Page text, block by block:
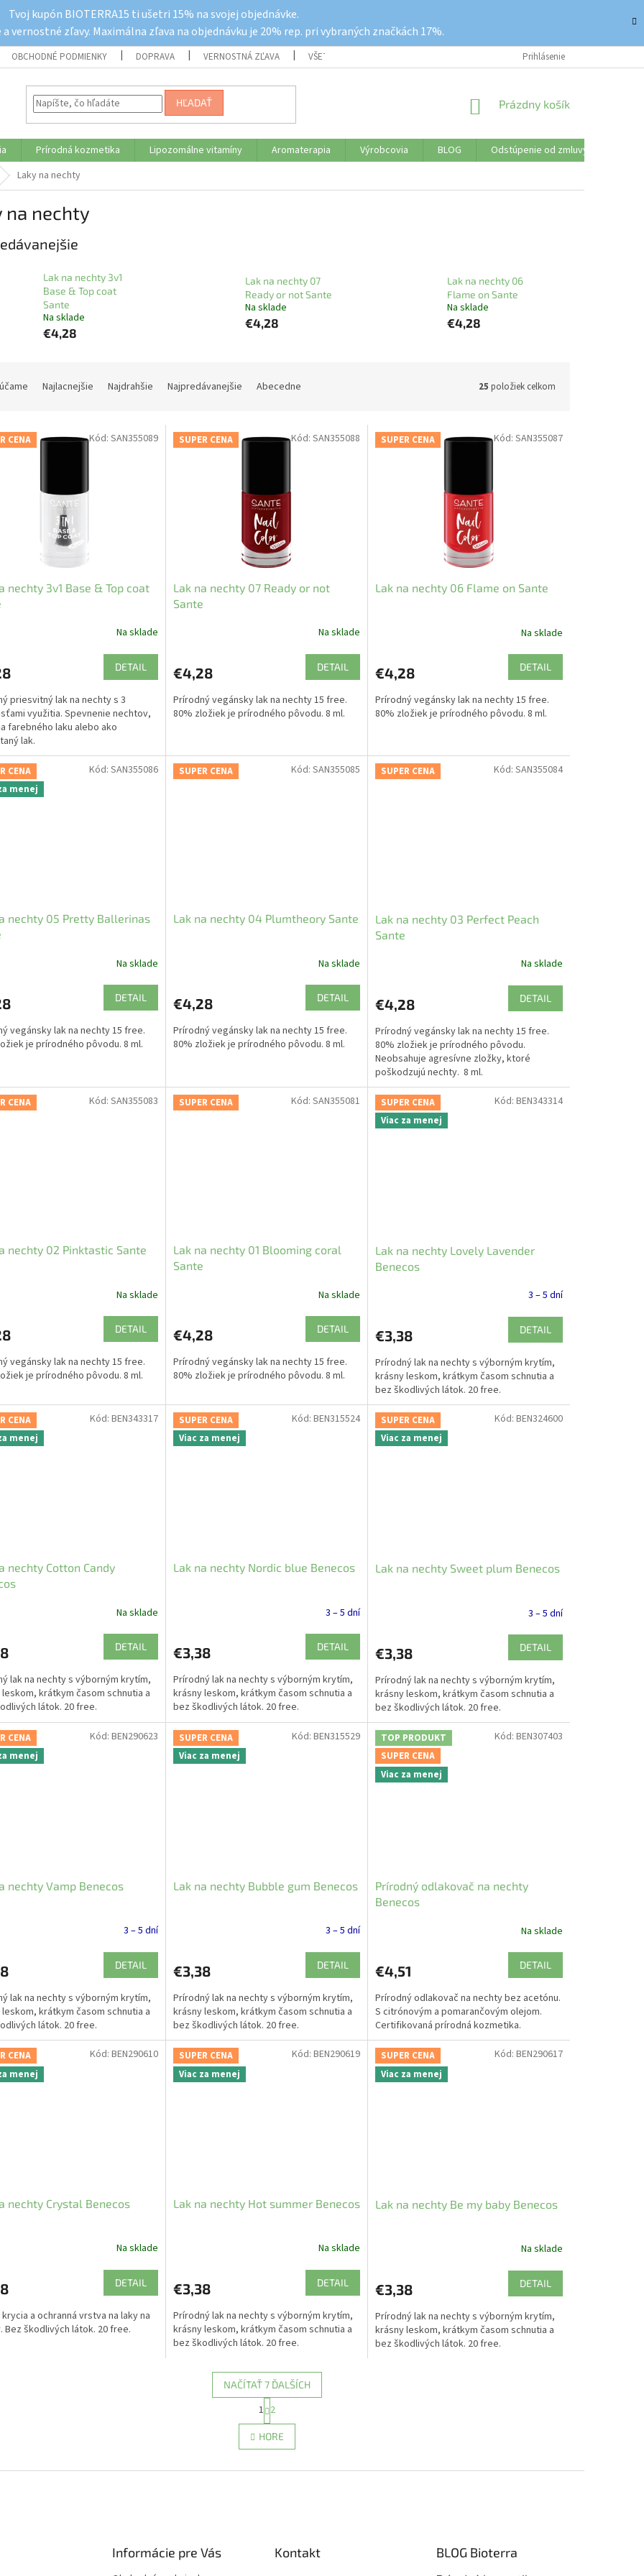
Tvoj kupón BIOTERRA15 ti ušetri 15% na svojej objednávke.
vernostné zľavy. Maximálna zľava na objednávku je 20% rep. pri vybraných značkách 17%.
OBCHODNÉ PODMIENKY DOPRAVA VERNOSTNÁ ZĽAVA VŠETKO O NÁKUPE VRÁTENIE TOVARU
Prihlásenie
HĽADAŤ
NÁKUPNÝ
Prázdny košík
Prírodná kozmetika Lipozomálne vitamíny Aromaterapia Výrobcovia BLOG Odstúpenie od zmluvy
Laky na nechty
na nechty
Lak na nechty 3v1
Base & Top coat
Sante
Na sklade
€4,28
Lak na nechty 07
Ready or not Sante
Na sklade
€4,28
Lak na nechty 06
Flame on Sante
Na sklade
€4,28
Najlacnejšie Najdrahšie Najpredávanejšie Abecedne 25 položiek celkom
CENA
nechty 3v1 Base & Top coat
Na sklade
DETAIL
priesvitný lak na nechty s 3
využitia. Spevnenie nechtov,
farebného laku alebo ako
lak.
Kód: SAN355089 SUPER CENA
Lak na nechty 07 Ready or not
Sante
Na sklade
€4,28 DETAIL
Prírodný vegánsky lak na nechty 15 free.
80% zložiek je prírodného pôvodu. 8 ml.
Kód: SAN355088 SUPER CENA
Lak na nechty 06 Flame on Sante
Na sklade
€4,28 DETAIL
Prírodný vegánsky lak na nechty 15 free.
80% zložiek je prírodného pôvodu. 8 ml.
Kód: SAN355087
CENA
menej
nechty 05 Pretty Ballerinas
Na sklade
DETAIL
vegánsky lak na nechty 15 free.
je prírodného pôvodu. 8 ml.
Kód: SAN355086 SUPER CENA
Lak na nechty 04 Plumtheory Sante
Na sklade
€4,28 DETAIL
Prírodný vegánsky lak na nechty 15 free.
80% zložiek je prírodného pôvodu. 8 ml.
Kód: SAN355085 SUPER CENA
Lak na nechty 03 Perfect Peach
Sante
Na sklade
€4,28 DETAIL
Prírodný vegánsky lak na nechty 15 free.
80% zložiek je prírodného pôvodu.
Neobsahuje agresívne zložky, ktoré
poškodzujú nechty. 8 ml.
Kód: SAN355084
CENA
nechty 02 Pinktastic Sante
Na sklade
DETAIL
vegánsky lak na nechty 15 free.
je prírodného pôvodu. 8 ml.
Kód: SAN355083 SUPER CENA
Lak na nechty 01 Blooming coral
Sante
Na sklade
€4,28 DETAIL
Prírodný vegánsky lak na nechty 15 free.
80% zložiek je prírodného pôvodu. 8 ml.
Kód: SAN355081
SUPER CENA
Viac za menej
Lak na nechty Lovely Lavender
Benecos
3 – 5 dní
€3,38 DETAIL
Prírodný lak na nechty s výborným krytím,
krásny leskom, krátkym časom schnutia a
bez škodlivých látok. 20 free.
Kód: BEN343314
CENA
menej
nechty Cotton Candy
Na sklade
DETAIL
lak na nechty s výborným krytím,
krátkym časom schnutia a
látok. 20 free.
Kód: BEN343317
SUPER CENA
Viac za menej
Lak na nechty Nordic blue Benecos
3 – 5 dní
€3,38 DETAIL
Prírodný lak na nechty s výborným krytím,
krásny leskom, krátkym časom schnutia a
bez škodlivých látok. 20 free.
Kód: BEN315524
SUPER CENA
Viac za menej
Lak na nechty Sweet plum Benecos
3 – 5 dní
€3,38 DETAIL
Prírodný lak na nechty s výborným krytím,
krásny leskom, krátkym časom schnutia a
bez škodlivých látok. 20 free.
Kód: BEN324600
CENA
menej
nechty Vamp Benecos
3 – 5 dní
DETAIL
lak na nechty s výborným krytím,
krátkym časom schnutia a
látok. 20 free.
Kód: BEN290623
SUPER CENA
Viac za menej
Lak na nechty Bubble gum Benecos
3 – 5 dní
€3,38 DETAIL
Prírodný lak na nechty s výborným krytím,
krásny leskom, krátkym časom schnutia a
bez škodlivých látok. 20 free.
Kód: BEN315529
TOP PRODUKT
SUPER CENA
Viac za menej
Prírodný odlakovač na nechty
Benecos
Na sklade
€4,51 DETAIL
Prírodný odlakovač na nechty bez acetónu.
S citrónovým a pomarančovým olejom.
Certifikovaná prírodná kozmetika.
Kód: BEN307403
CENA
menej
nechty Crystal Benecos
Na sklade
DETAIL
krycia a ochranná vrstva na laky na
Bez škodlivých látok. 20 free.
Kód: BEN290610
SUPER CENA
Viac za menej
Lak na nechty Hot summer Benecos
Na sklade
€3,38 DETAIL
Prírodný lak na nechty s výborným krytím,
krásny leskom, krátkym časom schnutia a
bez škodlivých látok. 20 free.
Kód: BEN290619
SUPER CENA
Viac za menej
Lak na nechty Be my baby Benecos
Na sklade
€3,38 DETAIL
Prírodný lak na nechty s výborným krytím,
krásny leskom, krátkym časom schnutia a
bez škodlivých látok. 20 free.
Kód: BEN290617
O
v
l
d
NAČÍTAŤ 7 ĎALŠÍCH
S
t
r
á
n
1 2
HORE
Informácie pre Vás Kontakt BLOG Bioterra